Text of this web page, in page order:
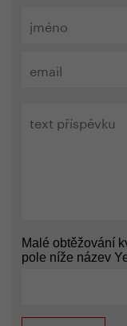
Malé obtěžování
pole níže název